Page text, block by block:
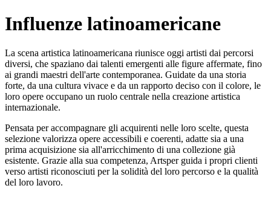
Influenze latinoamericane
La scena artistica latinoamericana riunisce oggi artisti dai percorsi
diversi, che spaziano dai talenti emergenti alle figure affermate, fino
ai grandi maestri dell'arte contemporanea. Guidate da una storia
forte, da una cultura vivace e da un rapporto deciso con il colore, le
loro opere occupano un ruolo centrale nella creazione artistica
internazionale.
Pensata per accompagnare gli acquirenti nelle loro scelte, questa
selezione valorizza opere accessibili e coerenti, adatte sia a una
prima acquisizione sia all'arricchimento di una collezione già
esistente. Grazie alla sua competenza, Artsper guida i propri clienti
verso artisti riconosciuti per la solidità del loro percorso e la qualità
del loro lavoro.